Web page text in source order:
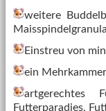
weitere
Einstreu von
ein
artgerechtes
Futterparadies,